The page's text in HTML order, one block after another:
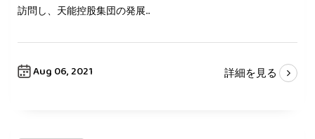
訪問し、天能控股集団の発展...
Aug 06, 2021 詳細を見る